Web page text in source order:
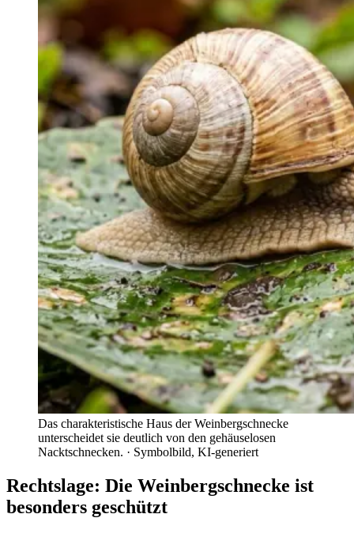
Das charakteristische Haus der Weinbergschnecke
unterscheidet sie deutlich von den gehäuselosen
Nacktschnecken. · Symbolbild, KI-generiert
Rechtslage: Die Weinbergschnecke ist
besonders geschützt